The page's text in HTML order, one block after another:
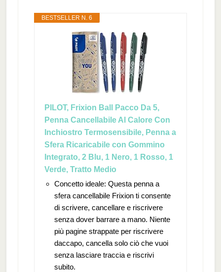
BESTSELLER N. 6
PILOT, Frixion Ball Pacco Da 5,
Penna Cancellabile Al Calore Con
Inchiostro Termosensibile, Penna a
Sfera Ricaricabile con Gommino
Integrato, 2 Blu, 1 Nero, 1 Rosso, 1
Verde, Tratto Medio
Concetto ideale: Questa penna a
sfera cancellabile Frixion ti consente
di scrivere, cancellare e riscrivere
senza dover barrare a mano. Niente
più pagine strappate per riscrivere
daccapo, cancella solo ciò che vuoi
senza lasciare traccia e riscrivi
subito.